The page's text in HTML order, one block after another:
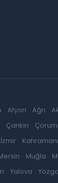
Afyon Ağrı
Çankırı Çorum
İzmir
Muğla
Yalova